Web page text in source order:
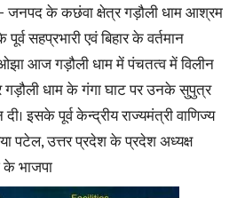
जनपद के कछंवा क्षेत्र गड़ौली धाम आश्रम
सहप्रभारी एवं बिहार के वर्तमान
आज गड़ौली धाम में पंचतत्व में विलीन
धाम के गंगा घाट पर उनके सुपुत्र
इसके पूर्व केन्द्रीय राज्यमंत्री वाणिज्य
पटेल, उत्तर प्रदेश के प्रदेश अध्यक्ष
के भाजपा